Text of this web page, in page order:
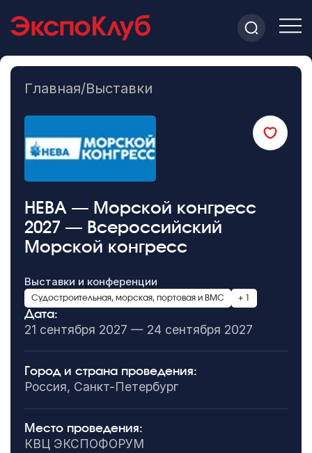
Главная/Выставки
НЕВА — Морской конгресс
2027 — Всероссийский
Морской конгресс
Выставки и конференции
Судостроительная, морская, портовая и ВМС + 1
Дата:
21 сентября 2027 — 24 сентября 2027
Город и страна проведения:
Россия, Санкт-Петербург
Место проведения:
КВЦ ЭКСПОФОРУМ